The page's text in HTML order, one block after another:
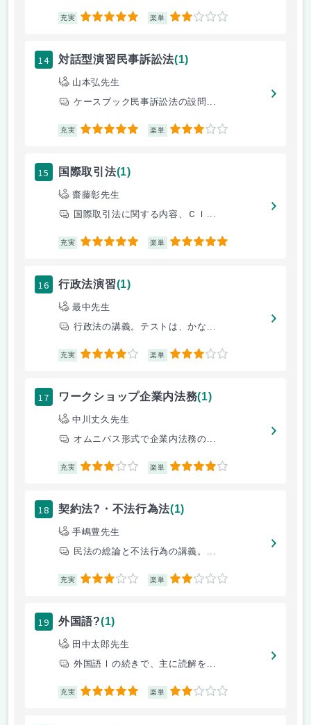
充実 5 楽単 2
14 対話型演習民事訴訟法(1)
山本弘先生
ケースブック民事訴訟法の設問...
充実 5 楽単 3
15 国際取引法(1)
齋藤彰先生
国際取引法に関する内容、ＣＩ...
充実 5 楽単 5
16 行政法演習(1)
最中先生
行政法の講義。テストは、かな...
充実 4 楽単 3
17 ワークショップ企業内法務(1)
中川丈久先生
オムニバス形式で企業内法務の...
充実 3 楽単 4
18 契約法?・不法行為法(1)
手嶋豊先生
民法の総論と不法行為の講義。...
充実 3 楽単 2
19 外国語?(1)
田中太郎先生
外国語Ⅰの続きで、主に読解を...
充実 5 楽単 2